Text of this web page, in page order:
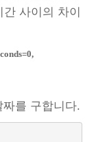
사이의 차이
짜를 구합니다.